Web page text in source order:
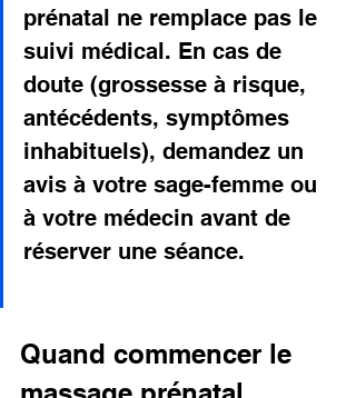
prénatal ne remplace pas le
suivi médical. En cas de
doute (grossesse à risque,
antécédents, symptômes
inhabituels), demandez un
avis à votre sage-femme ou
à votre médecin avant de
réserver une séance.
Quand commencer le